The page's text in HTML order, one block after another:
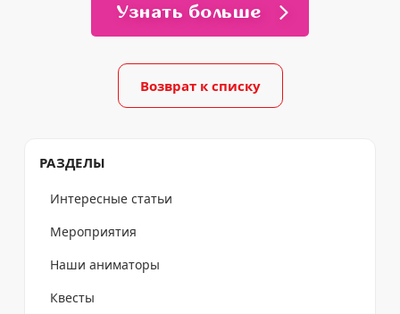
РАЗДЕЛЫ
Интересные статьи
Мероприятия
Наши аниматоры
Квесты
Узнать больше
Возврат к списку